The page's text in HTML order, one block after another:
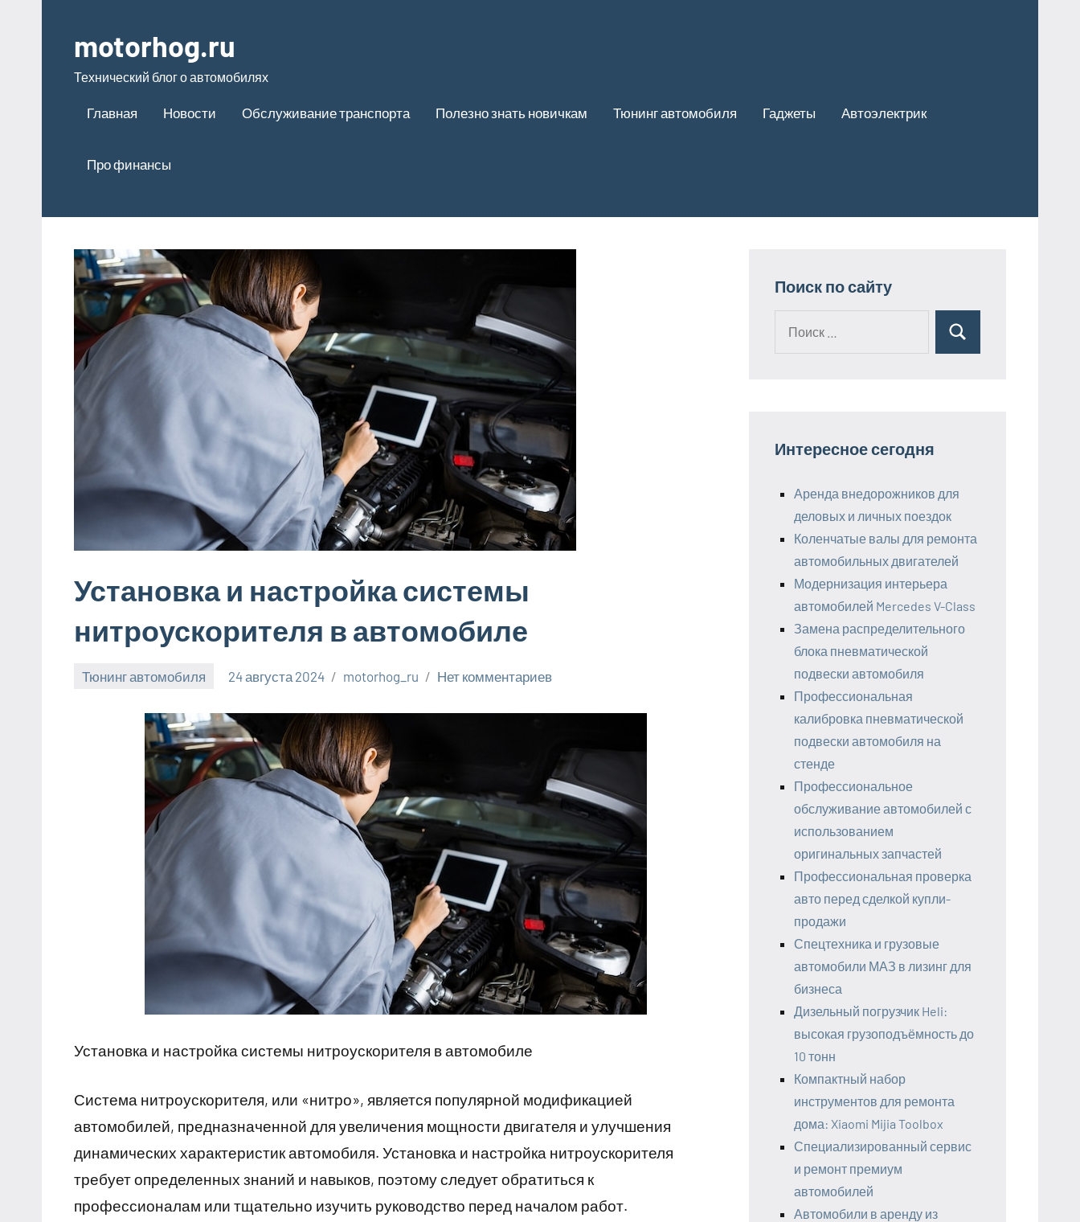
содержимому
motorhog.ru
Технический блог о автомобилях
Главная Новости Обслуживание транспорта Полезно знать новичкам Тюнинг автомобиля Гаджеты Автоэлектрик
Про финансы
Установка и настройка системы
нитроускорителя в автомобиле
Тюнинг автомобиля 24 августа 2024 motorhog_ru Нет комментариев
Установка и настройка системы нитроускорителя в автомобиле
Система нитроускорителя, или «нитро», является популярной модификацией
автомобилей, предназначенной для увеличения мощности двигателя и улучшения
динамических характеристик автомобиля. Установка и настройка нитроускорителя
требует определенных знаний и навыков, поэтому следует обратиться к
профессионалам или тщательно изучить руководство перед началом работ.
Поиск по сайту
Поиск
Интересное сегодня
Аренда внедорожников для
деловых и личных поездок
Коленчатые валы для ремонта
автомобильных двигателей
Модернизация интерьера
автомобилей Mercedes V-Class
Замена распределительного
блока пневматической
подвески автомобиля
Профессиональная
калибровка пневматической
подвески автомобиля на
стенде
Профессиональное
обслуживание автомобилей с
использованием
оригинальных запчастей
Профессиональная проверка
авто перед сделкой купли-
продажи
Спецтехника и грузовые
автомобили МАЗ в лизинг для
бизнеса
Дизельный погрузчик Heli:
высокая грузоподъёмность до
10 тонн
Компактный набор
инструментов для ремонта
дома: Xiaomi Mijia Toolbox
Специализированный сервис
и ремонт премиум
автомобилей
Автомобили в аренду из